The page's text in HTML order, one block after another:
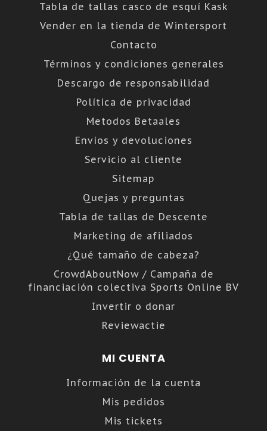
Tabla de tallas casco de esquí Kask
Vender en la tienda de Wintersport
Contacto
Términos y condiciones generales
Descargo de responsabilidad
Política de privacidad
Metodos Betaales
Envíos y devoluciones
Servicio al cliente
Sitemap
Quejas y preguntas
Tabla de tallas de Descente
Marketing de afiliados
¿Qué tamaño de cabeza?
CrowdAboutNow / Campaña de
financiación colectiva Sports Online BV
Invertir o donar
Reviewactie
MI CUENTA
Información de la cuenta
Mis pedidos
Mis tickets